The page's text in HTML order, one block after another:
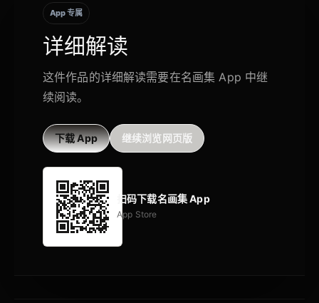
App 专属
详细解读
这件作品的详细解读需要在名画集 App 中继
续阅读。
下载 App 继续浏览网页版
扫码下载名画集 App
App Store